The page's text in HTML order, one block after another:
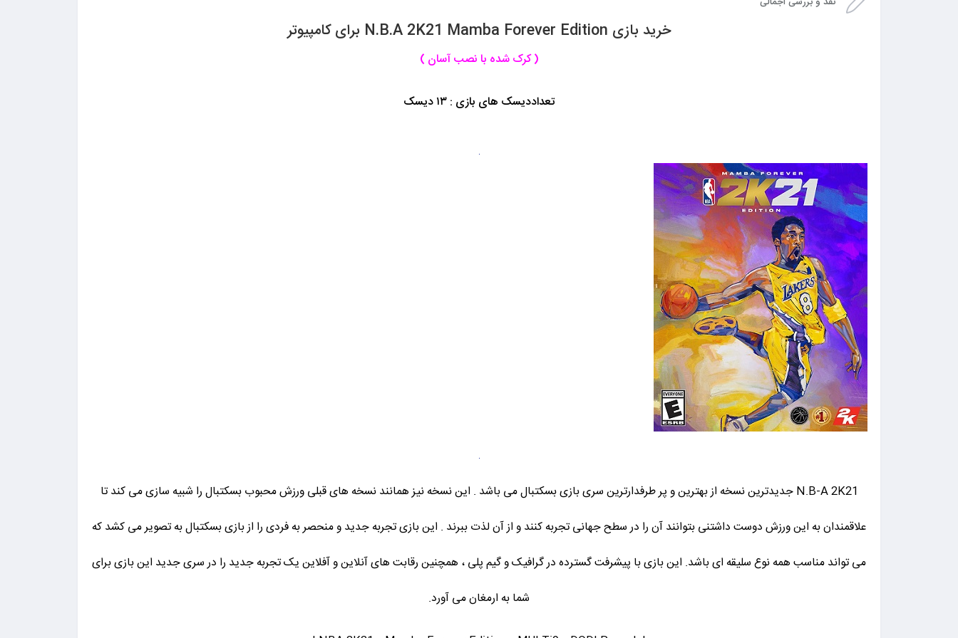
خرید بازی N.B.A 2K21 Mamba Forever Edition برای کامپیوتر
( کرک شده با نصب آسان )
تعداددیسک های بازی : ۱۳ دیسک
N.B-A 2K21 جدیدترین نسخه از بهترین و پر طرفدارترین سری بازی بسکتبال می باشد . این نسخه نیز همانند نسخه های قبلی ورزش محبوب بسکتبال را شبیه سازی می کند تا
علاقمندان به این ورزش دوست داشتنی بتوانند آن را در سطح جهانی تجربه کنند و از آن لذت ببرند . این بازی تجربه جدید و منحصر به فردی را از بازی بسکتبال به تصویر می کشد که
می تواند مناسب همه نوع سلیقه ای باشد. این بازی با پیشرفت گسترده در گرافیک و گیم پلی ، همچنین رقابت های آنلاین و آفلاین یک تجربه جدید را در سری جدید این بازی برای
شما به ارمغان می آورد.